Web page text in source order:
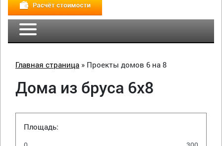
Главная страница » Проекты домов 6 на 8
Дома из бруса 6х8
Площадь: